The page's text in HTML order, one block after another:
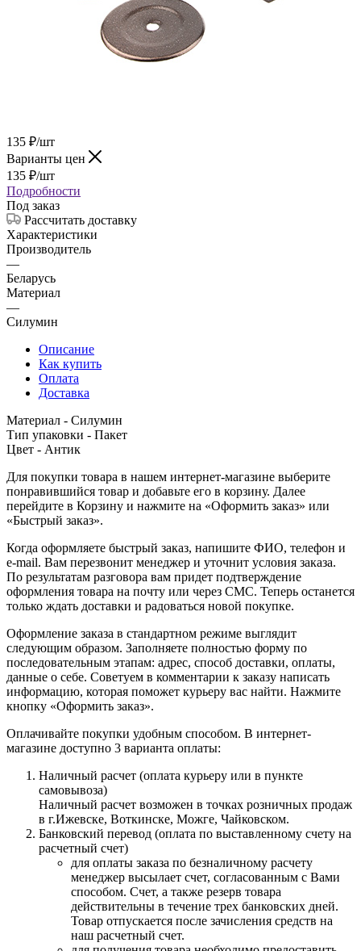
135 ₽/шт
Варианты цен
135 ₽/шт
Подробности
Под заказ
Рассчитать доставку
Характеристики
Производитель
—
Беларусь
Материал
—
Силумин
Описание
Как купить
Оплата
Доставка
Материал - Силумин
Тип упаковки - Пакет
Цвет - Антик
Для покупки товара в нашем интернет-магазине выберите
понравившийся товар и добавьте его в корзину. Далее
перейдите в Корзину и нажмите на «Оформить заказ» или
«Быстрый заказ».
Когда оформляете быстрый заказ, напишите ФИО, телефон и
e-mail. Вам перезвонит менеджер и уточнит условия заказа.
По результатам разговора вам придет подтверждение
оформления товара на почту или через СМС. Теперь останется
только ждать доставки и радоваться новой покупке.
Оформление заказа в стандартном режиме выглядит
следующим образом. Заполняете полностью форму по
последовательным этапам: адрес, способ доставки, оплаты,
данные о себе. Советуем в комментарии к заказу написать
информацию, которая поможет курьеру вас найти. Нажмите
кнопку «Оформить заказ».
Оплачивайте покупки удобным способом. В интернет-
магазине доступно 3 варианта оплаты:
Наличный расчет (оплата курьеру или в пункте
самовывоза)
Наличный расчет возможен в точках розничных продаж
в г.Ижевске, Воткинске, Можге, Чайковском.
Банковский перевод (оплата по выставленному счету на
расчетный счет)
для оплаты заказа по безналичному расчету
менеджер высылает счет, согласованным с Вами
способом. Счет, а также резерв товара
действительны в течение трех банковских дней.
Товар отпускается после зачисления средств на
наш расчетный счет.